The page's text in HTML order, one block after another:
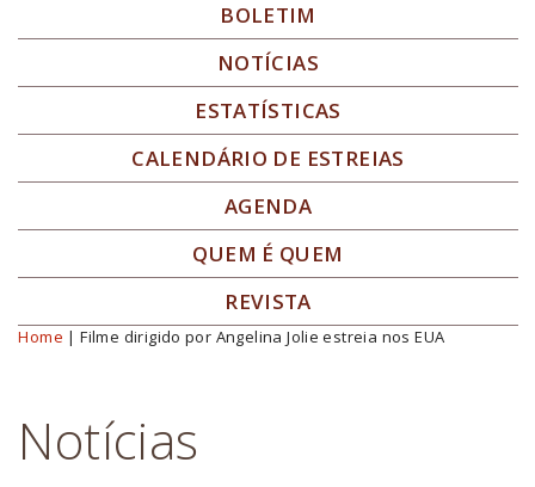
BOLETIM
NOTÍCIAS
ESTATÍSTICAS
CALENDÁRIO DE ESTREIAS
AGENDA
QUEM É QUEM
REVISTA
Você está aqui
Home | Filme dirigido por Angelina Jolie estreia nos EUA
Notícias